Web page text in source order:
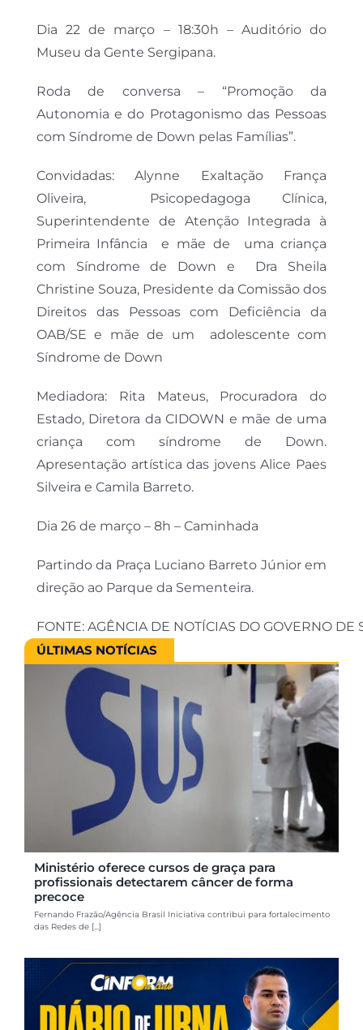
Dia 22 de março – 18:30h – Auditório do
Museu da Gente Sergipana.
Roda de conversa – “Promoção da
Autonomia e do Protagonismo das Pessoas
com Síndrome de Down pelas Famílias”.
Convidadas: Alynne Exaltação França
Oliveira, Psicopedagoga Clínica,
Superintendente de Atenção Integrada à
Primeira Infância e mãe de uma criança
com Síndrome de Down e Dra Sheila
Christine Souza, Presidente da Comissão dos
Direitos das Pessoas com Deficiência da
OAB/SE e mãe de um adolescente com
Síndrome de Down
Mediadora: Rita Mateus, Procuradora do
Estado, Diretora da CIDOWN e mãe de uma
criança com síndrome de Down.
Apresentação artística das jovens Alice Paes
Silveira e Camila Barreto.
Dia 26 de março – 8h – Caminhada
Partindo da Praça Luciano Barreto Júnior em
direção ao Parque da Sementeira.
FONTE: AGÊNCIA DE NOTÍCIAS DO GOVERNO DE
ÚLTIMAS NOTÍCIAS
Ministério oferece cursos de graça para
profissionais detectarem câncer de forma
precoce
Fernando Frazão/Agência Brasil Iniciativa contribui para fortalecimento
das Redes de [...]